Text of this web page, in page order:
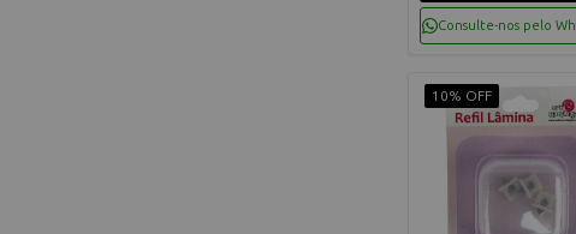
Consulte-nos pelo
10% OFF